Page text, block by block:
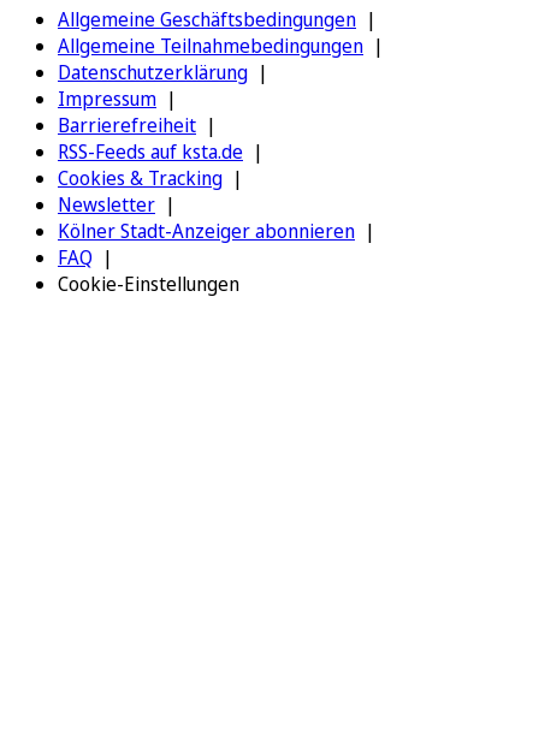
Allgemeine Geschäftsbedingungen
Allgemeine Teilnahmebedingungen
Datenschutzerklärung
Impressum
Barrierefreiheit
RSS-Feeds auf ksta.de
Cookies & Tracking
Newsletter
Kölner Stadt-Anzeiger abonnieren
FAQ
Cookie-Einstellungen